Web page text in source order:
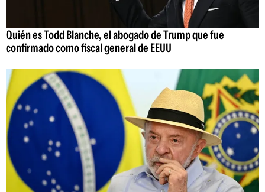
Quién es Todd Blanche, el abogado de Trump que fue
confirmado como fiscal general de EEUU